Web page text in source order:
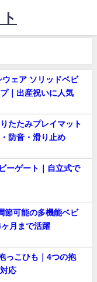
ェア ソリッドベビ
｜出産祝いに人気
たたみプレイマット
防音・滑り止め
ーゲート｜自立式で
節可能の多機能ベビ
月まで活躍
っこひも｜4つの抱
応